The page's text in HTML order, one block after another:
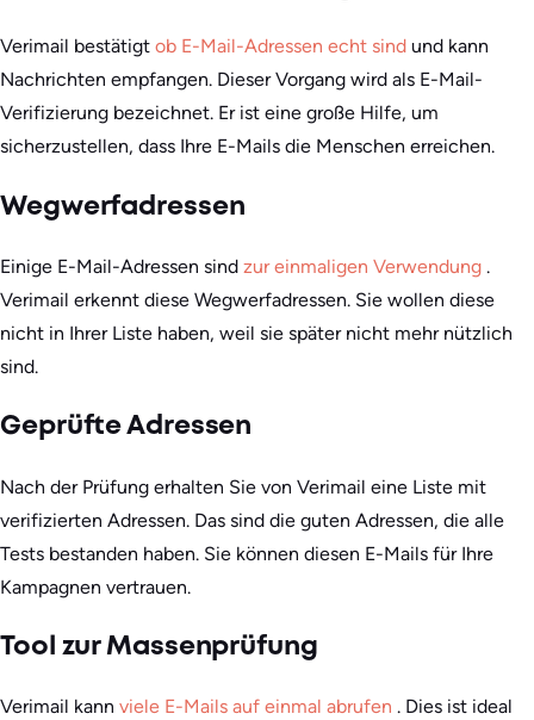
Verimail bestätigt ob E-Mail-Adressen echt sind und kann
Nachrichten empfangen. Dieser Vorgang wird als E-Mail-
Verifizierung bezeichnet. Er ist eine große Hilfe, um
sicherzustellen, dass Ihre E-Mails die Menschen erreichen.
Wegwerfadressen
Einige E-Mail-Adressen sind zur einmaligen Verwendung .
Verimail erkennt diese Wegwerfadressen. Sie wollen diese
nicht in Ihrer Liste haben, weil sie später nicht mehr nützlich
sind.
Geprüfte Adressen
Nach der Prüfung erhalten Sie von Verimail eine Liste mit
verifizierten Adressen. Das sind die guten Adressen, die alle
Tests bestanden haben. Sie können diesen E-Mails für Ihre
Kampagnen vertrauen.
Tool zur Massenprüfung
Verimail kann viele E-Mails auf einmal abrufen . Dies ist ideal